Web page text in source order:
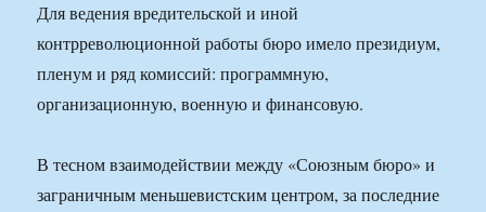
Для ведения вредительской и иной
контрреволюционной работы бюро имело президиум,
пленум и ряд комиссий: программную,
организационную, военную и финансовую.
В тесном взаимодействии между «Союзным бюро» и
заграничным меньшевистским центром, за последние